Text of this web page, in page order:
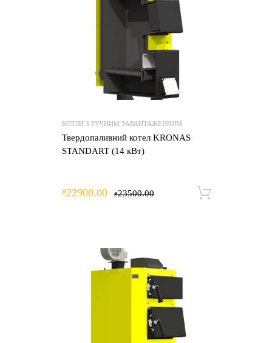
КОТЛИ З РУЧНИМ ЗАВАНТАЖЕННЯМ
Твердопаливний котел KRONAS
STANDART (14 кВт)
₴23500.00
₴22900.00